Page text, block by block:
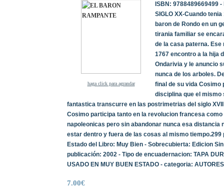
haga click para agrandar
ISBN: 9788489669499
SIGLO XX-Cuando
baron de Rondo en un
tirania familiar se
de la casa paterna. Ese
1767 encontro a la hija
Ondarivia y le anuncio
nunca de los arboles.
final de su vida Cosimo
disciplina que el mismo
fantastica transcurre en las postrimetrias del siglo
Cosimo participa tanto en la revolucion francesa
napoleonicas pero sin abandonar nunca esa distancia
estar dentro y fuera de las cosas al mismo tiempo.299
Estado del Libro: Muy Bien - Sobrecubierta: Edicion
publicación: 2002 - Tipo de encuadernacion: TAPA
USADO EN MUY BUEN ESTADO - categoria:
7.00€